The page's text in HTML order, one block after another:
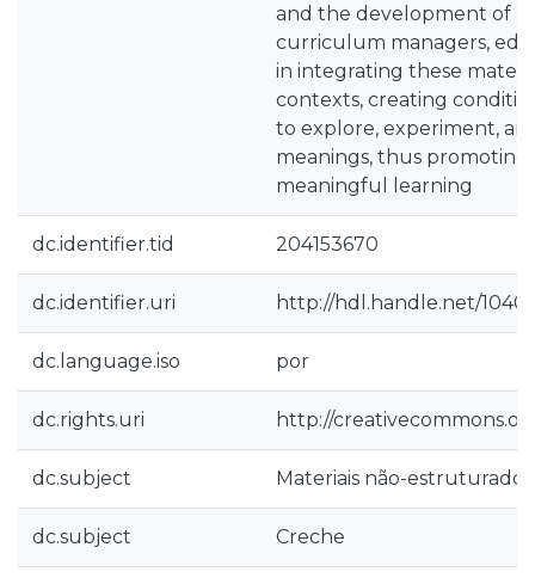
and the development of
curriculum managers,
in integrating these
contexts, creating
to explore, experiment,
meanings, thus promoting
meaningful learning
dc.identifier.tid 204153670
dc.identifier.uri http://hdl.handle.net/
dc.language.iso por
dc.rights.uri http://
dc.subject Materiais não-estruturados
dc.subject Creche